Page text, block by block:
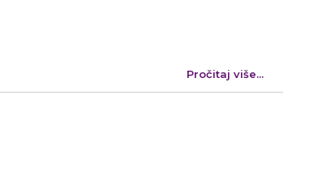
Pročitaj više...